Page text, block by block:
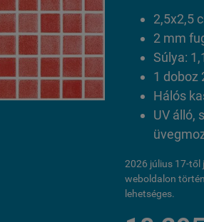
2,5x2,5
2 mm
Súlya:
1 doboz
Hálós
UV álló,
2026 július 17-től
weboldalon
lehetséges.